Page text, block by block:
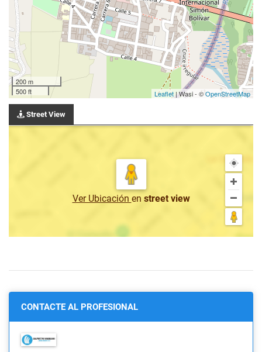
200 m
500 ft
Leaflet | Wasi - ©OpenStreetMap
Street View
Ver Ubicación en street view
CONTACTE AL PROFESIONAL